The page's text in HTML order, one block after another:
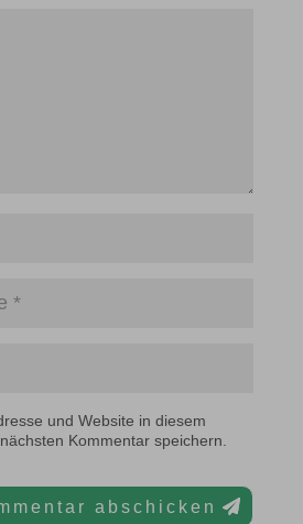
und Website in diesem
Kommentar speichern.
abschicken